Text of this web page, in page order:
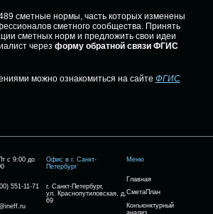
сметные нормы, часть которых изменены
сметного сообщества. Принять
сметных норм и предложить свои идеи
через форму обратной связи ФГИС
можно ознакомиться на сайте ФГИС
с 9:00 до
551-11-71
Офис в г. Санкт-
Петербург
г. Санкт-Петербург,
ул. Краснопутиловская, д.
69
Меню
Главная
СметаПлан
Конъюнктурный
анализ